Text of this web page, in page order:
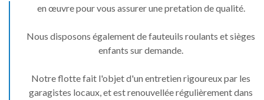
en œuvre pour vous assurer une pretation de qualité.
Nous disposons également de fauteuils roulants et sièges
enfants sur demande.
Notre flotte fait l'objet d'un entretien rigoureux par les
garagistes locaux, et est renouvellée régulièrement dans